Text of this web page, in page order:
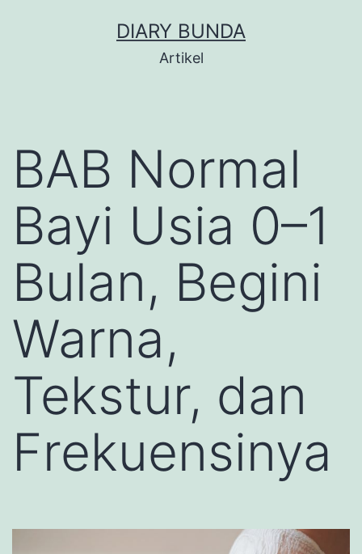
DIARY BUNDA
Artikel
BAB Normal
Bayi Usia 0–1
Bulan, Begini
Warna,
Tekstur, dan
Frekuensinya